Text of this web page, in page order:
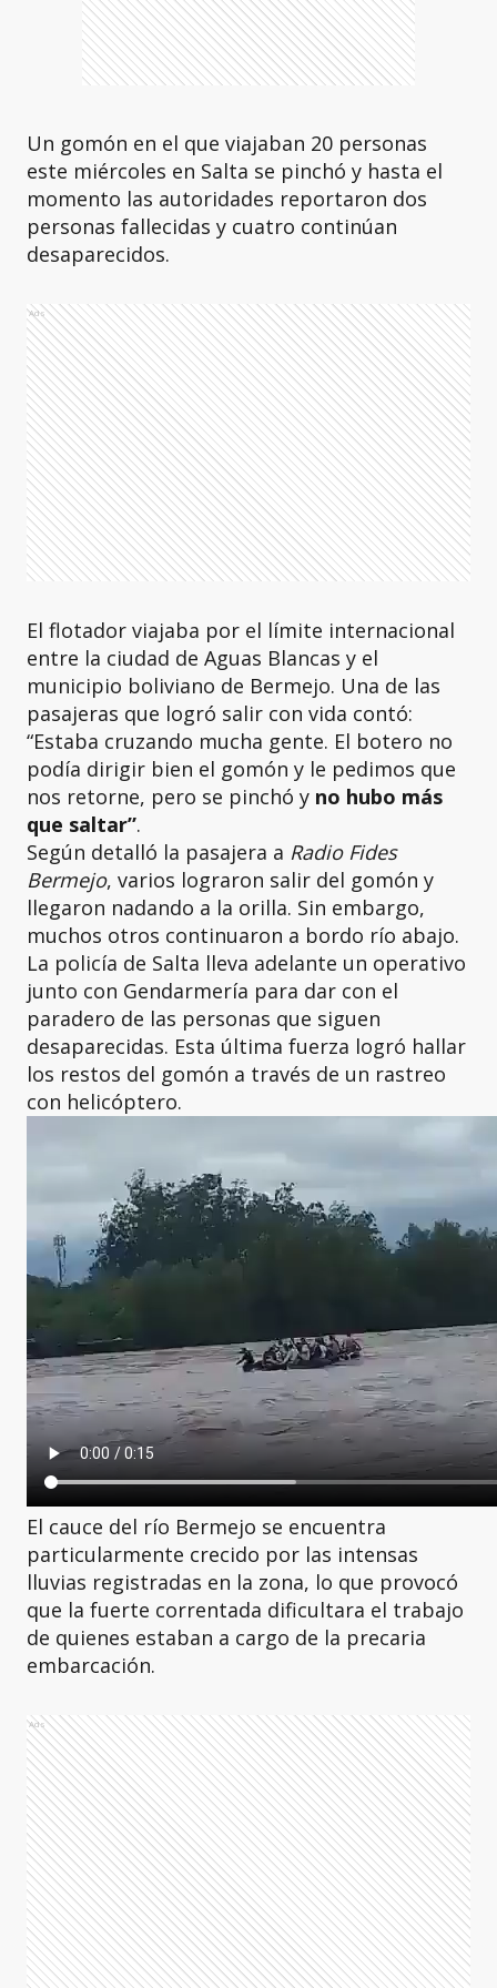
Un gomón en el que viajaban 20 personas
este miércoles en Salta se pinchó y hasta el
momento las autoridades reportaron dos
personas fallecidas y cuatro continúan
desaparecidos.
Ads
El flotador viajaba por el límite internacional
entre la ciudad de Aguas Blancas y el
municipio boliviano de Bermejo. Una de las
pasajeras que logró salir con vida contó:
“Estaba cruzando mucha gente. El botero no
podía dirigir bien el gomón y le pedimos que
nos retorne, pero se pinchó y no hubo más
que saltar”.
Según detalló la pasajera a Radio Fides
Bermejo, varios lograron salir del gomón y
llegaron nadando a la orilla. Sin embargo,
muchos otros continuaron a bordo río abajo.
La policía de Salta lleva adelante un operativo
junto con Gendarmería para dar con el
paradero de las personas que siguen
desaparecidas. Esta última fuerza logró hallar
los restos del gomón a través de un rastreo
con helicóptero.
El cauce del río Bermejo se encuentra
particularmente crecido por las intensas
lluvias registradas en la zona, lo que provocó
que la fuerte correntada dificultara el trabajo
de quienes estaban a cargo de la precaria
embarcación.
Ads